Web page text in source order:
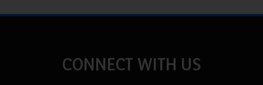
CONNECT WITH US